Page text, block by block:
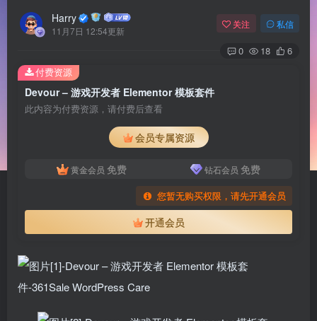
Harry
11月7日 12:54更新
关注 私信
0 18 6
Devour – 游戏开发者 Elementor 模板套件
此内容为付费资源，请付费后查看
会员专属资源
黄金会员 免费 钻石会员 免费
您暂无购买权限，请先开通会员
开通会员
付费资源